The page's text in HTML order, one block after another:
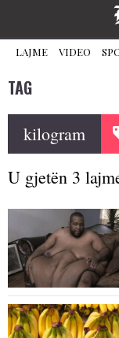
LAJME VIDEO
TAG
kilogram
U gjetën 3